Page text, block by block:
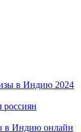
в Индию 2024
в Индию онлайн